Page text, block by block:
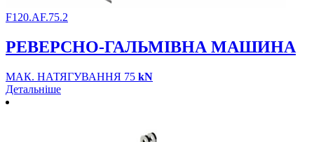
F120.AF.75.2
РЕВЕРСНО-ГАЛЬМІВНА МАШИНА
МАК. НАТЯГУВАННЯ 75 kN
Детальніше